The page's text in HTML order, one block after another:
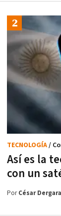
Así es la
con un
TECNOLOGÍA/
PorCésar